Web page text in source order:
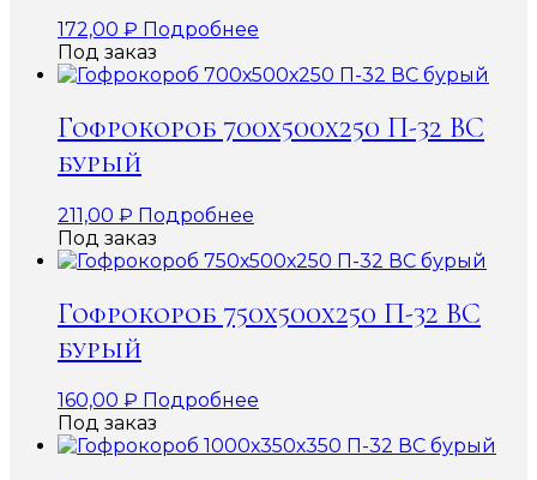
172,00 ₽ Подробнее
Под заказ
Гофрокороб 700х500х250 П-32 ВС
бурый
211,00 ₽ Подробнее
Под заказ
Гофрокороб 750х500х250 П-32 ВС
бурый
160,00 ₽ Подробнее
Под заказ